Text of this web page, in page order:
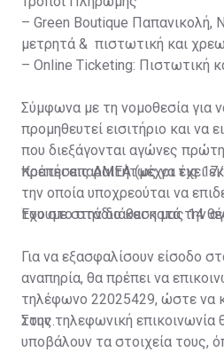
– Green Boutique Παπανικολή,
μετρητά & πιστωτική και
– Online Ticketing: Πιστωτική
Σύμφωνα με τη νομοθεσία για
προμηθευτεί εισιτήριο και να
που διεξάγονται αγώνες
πρέπει απαραιτήτως να έχει
την οποία υποχρεούται να
του στο στάδιο και κατά την
Κρατήσεις ΑΜΕΑ (μέχρι τις
Έχουμε στην διάθεση μας 14
Για να εξασφαλίσουν είσοδο
αναπηρία, θα πρέπει να
τηλέφωνο 22025429, ώστε να
τους.
Στην τηλεφωνική επικοινωνία
υποβάλουν τα στοιχεία τους,